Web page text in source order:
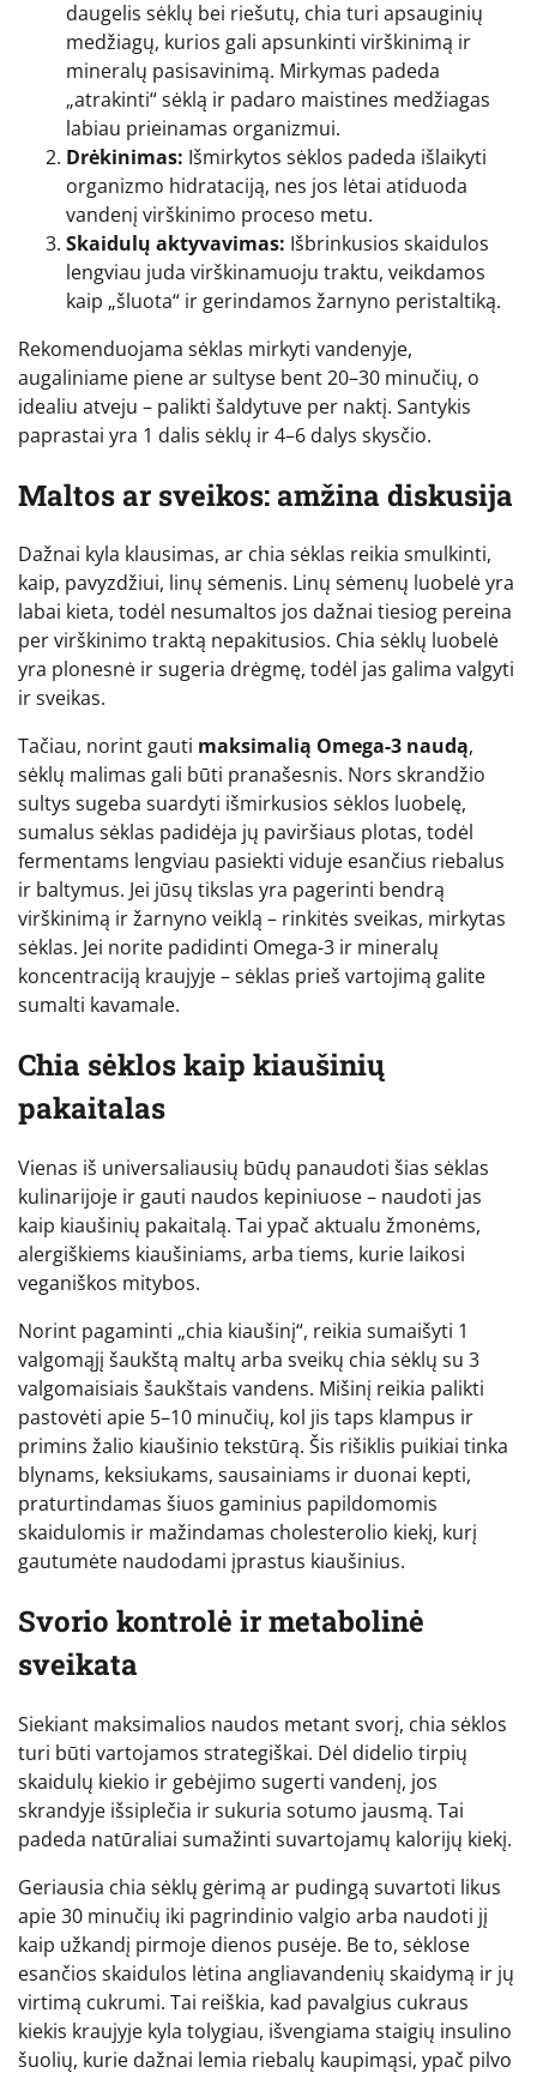
daugelis sėklų bei riešutų, chia turi apsauginių
medžiagų, kurios gali apsunkinti virškinimą ir
mineralų pasisavinimą. Mirkymas padeda
„atrakinti“ sėklą ir padaro maistines medžiagas
labiau prieinamas organizmui.
Drėkinimas: Išmirkytos sėklos padeda išlaikyti
organizmo hidrataciją, nes jos lėtai atiduoda
vandenį virškinimo proceso metu.
Skaidulų aktyvavimas: Išbrinkusios skaidulos
lengviau juda virškinamuoju traktu, veikdamos
kaip „šluota“ ir gerindamos žarnyno peristaltiką.
Rekomenduojama sėklas mirkyti vandenyje,
augaliniame piene ar sultyse bent 20–30 minučių, o
idealiu atveju – palikti šaldytuve per naktį. Santykis
paprastai yra 1 dalis sėklų ir 4–6 dalys skysčio.
Maltos ar sveikos: amžina diskusija
Dažnai kyla klausimas, ar chia sėklas reikia smulkinti,
kaip, pavyzdžiui, linų sėmenis. Linų sėmenų luobelė yra
labai kieta, todėl nesumaltos jos dažnai tiesiog pereina
per virškinimo traktą nepakitusios. Chia sėklų luobelė
yra plonesnė ir sugeria drėgmę, todėl jas galima valgyti
ir sveikas.
Tačiau, norint gauti maksimalią Omega-3 naudą,
sėklų malimas gali būti pranašesnis. Nors skrandžio
sultys sugeba suardyti išmirkusios sėklos luobelę,
sumalus sėklas padidėja jų paviršiaus plotas, todėl
fermentams lengviau pasiekti viduje esančius riebalus
ir baltymus. Jei jūsų tikslas yra pagerinti bendrą
virškinimą ir žarnyno veiklą – rinkitės sveikas, mirkytas
sėklas. Jei norite padidinti Omega-3 ir mineralų
koncentraciją kraujyje – sėklas prieš vartojimą galite
sumalti kavamale.
Chia sėklos kaip kiaušinių
pakaitalas
Vienas iš universaliausių būdų panaudoti šias sėklas
kulinarijoje ir gauti naudos kepiniuose – naudoti jas
kaip kiaušinių pakaitalą. Tai ypač aktualu žmonėms,
alergiškiems kiaušiniams, arba tiems, kurie laikosi
veganiškos mitybos.
Norint pagaminti „chia kiaušinį“, reikia sumaišyti 1
valgomąjį šaukštą maltų arba sveikų chia sėklų su 3
valgomaisiais šaukštais vandens. Mišinį reikia palikti
pastovėti apie 5–10 minučių, kol jis taps klampus ir
primins žalio kiaušinio tekstūrą. Šis rišiklis puikiai tinka
blynams, keksiukams, sausainiams ir duonai kepti,
praturtindamas šiuos gaminius papildomomis
skaidulomis ir mažindamas cholesterolio kiekį, kurį
gautumėte naudodami įprastus kiaušinius.
Svorio kontrolė ir metabolinė
sveikata
Siekiant maksimalios naudos metant svorį, chia sėklos
turi būti vartojamos strategiškai. Dėl didelio tirpių
skaidulų kiekio ir gebėjimo sugerti vandenį, jos
skrandyje išsiplečia ir sukuria sotumo jausmą. Tai
padeda natūraliai sumažinti suvartojamų kalorijų kiekį.
Geriausia chia sėklų gėrimą ar pudingą suvartoti likus
apie 30 minučių iki pagrindinio valgio arba naudoti jį
kaip užkandį pirmoje dienos pusėje. Be to, sėklose
esančios skaidulos lėtina angliavandenių skaidymą ir jų
virtimą cukrumi. Tai reiškia, kad pavalgius cukraus
kiekis kraujyje kyla tolygiau, išvengiama staigių insulino
šuolių, kurie dažnai lemia riebalų kaupimąsi, ypač pilvo